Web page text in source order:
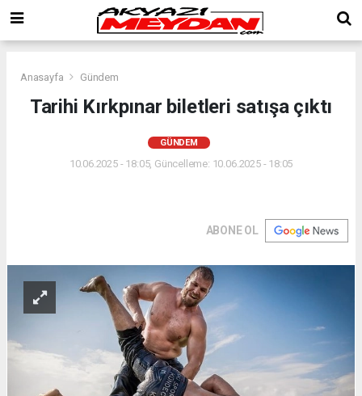
Anasayfa Gündem
Tarihi Kırkpınar biletleri satışa çıktı
GÜNDEM
10.06.2025 - 18:05, Güncelleme: 10.06.2025 - 18:05
ABONE OL